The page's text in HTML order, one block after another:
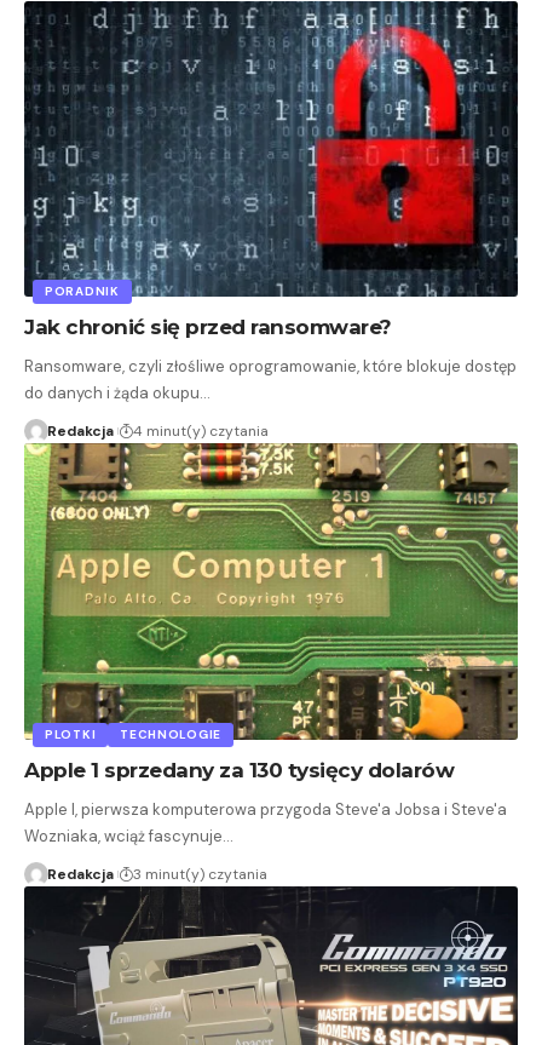
PORADNIK
Jak chronić się przed ransomware?
Ransomware, czyli złośliwe oprogramowanie, które blokuje dostęp
do danych i żąda okupu…
Redakcja 4 minut(y) czytania
PLOTKI TECHNOLOGIE
Apple 1 sprzedany za 130 tysięcy dolarów
Apple I, pierwsza komputerowa przygoda Steve'a Jobsa i Steve'a
Wozniaka, wciąż fascynuje…
Redakcja 3 minut(y) czytania